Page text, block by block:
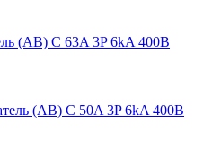
(АВ) C 63A 3P 6kA 400В